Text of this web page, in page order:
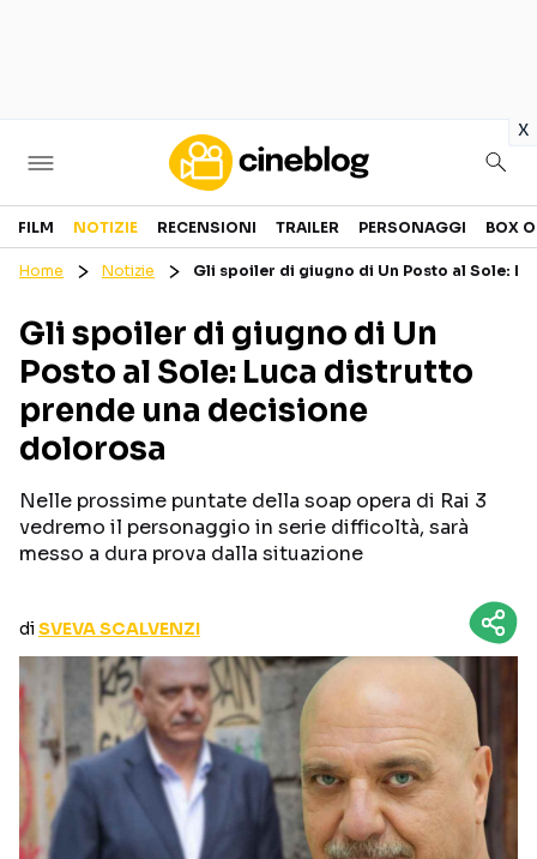
x
Cinema
GENERI
PERSONAGGI
CANALI STREAMING
Categorie
NOTIZIE
CURIOSITÀ
TRAILER
BOX OFFICE
Seguici sui social
FILM NOTIZIE RECENSIONI TRAILER PERSONAGGI BOX
Home Notizie Gli spoiler di giugno di Un Posto al Sole:
Gli spoiler di giugno di Un
Posto al Sole: Luca distrutto
prende una decisione
dolorosa
Nelle prossime puntate della soap opera di Rai 3
vedremo il personaggio in serie difficoltà, sarà
messo a dura prova dalla situazione
diSVEVA SCALVENZI